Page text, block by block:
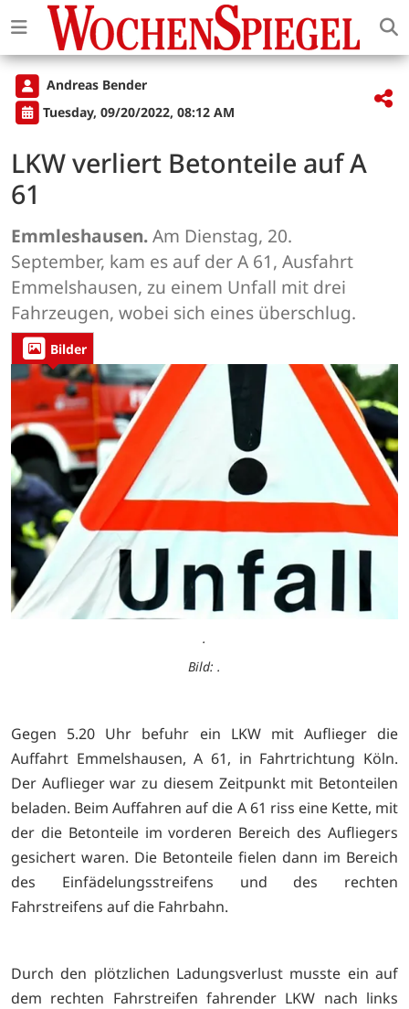
Andreas Bender
Tuesday, 09/20/2022, 08:12 AM
LKW verliert Betonteile auf A
61
Emmleshausen.Am Dienstag, 20.
September, kam es auf der A 61, Ausfahrt
Emmelshausen, zu einem Unfall mit drei
Fahrzeugen, wobei sich eines überschlug.
Bilder
.
Bild: .
Gegen 5.20 Uhr befuhr ein LKW mit Auflieger die
Auffahrt Emmelshausen, A 61, in Fahrtrichtung Köln.
Der Auflieger war zu diesem Zeitpunkt mit Betonteilen
beladen. Beim Auffahren auf die A 61 riss eine Kette, mit
der die Betonteile im vorderen Bereich des Aufliegers
gesichert waren. Die Betonteile fielen dann im Bereich
des Einfädelungsstreifens und des rechten
Fahrstreifens auf die Fahrbahn.
Durch den plötzlichen Ladungsverlust musste ein auf
dem rechten Fahrstreifen fahrender LKW nach links